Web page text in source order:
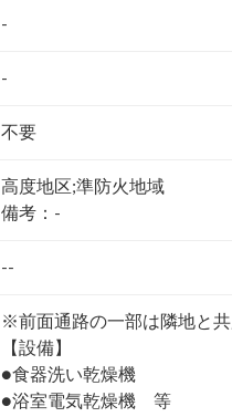
-
-
不要
高度地区;準防火地域
備考：-
--
※前面通路の一部は隣地と共
【設備】
●食器洗い乾燥機
●浴室電気乾燥機 等